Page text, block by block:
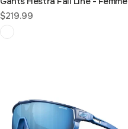
Prix
$219.99